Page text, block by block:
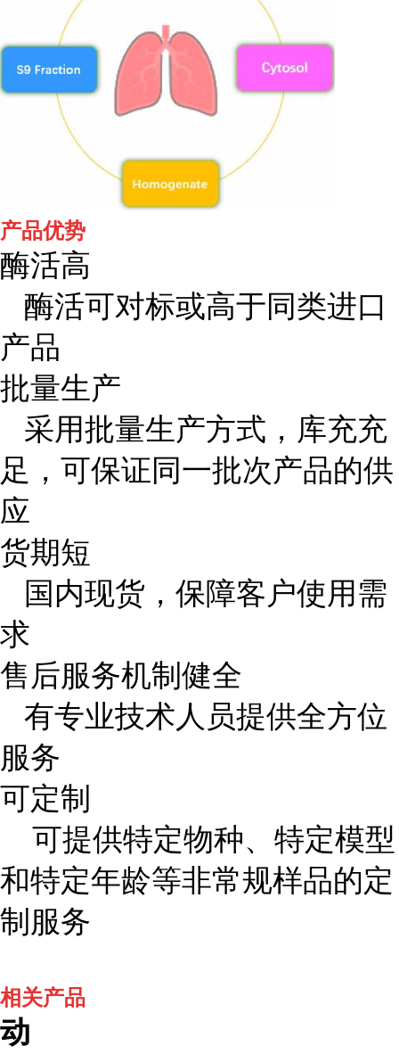
产品优势
酶活高
酶活可对标或高于同类进口
产品
批量生产
采用批量生产方式，库充充
足，可保证同一批次产品的供
应
货期短
国内现货，保障客户使用需
求
售后服务机制健全
有专业技术人员提供全方位
服务
可定制
可提供特定物种、特定模型
和特定年龄等非常规样品的定
制服务
相关产品
动